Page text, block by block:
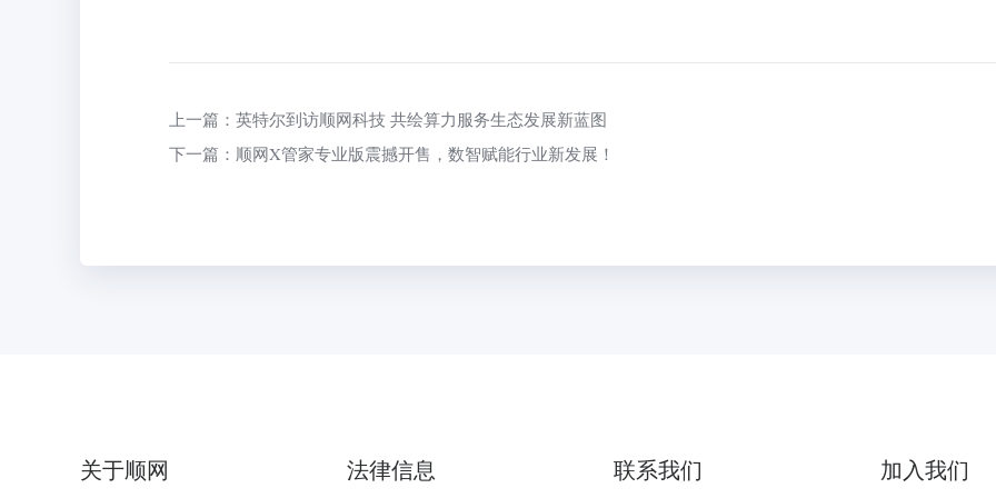
上一篇：英特尔到访顺网科技 共绘算力服务生态发展新蓝图
下一篇：顺网X管家专业版震撼开售，数智赋能行业新发展！
关于顺网 法律信息 联系我们 加入我们